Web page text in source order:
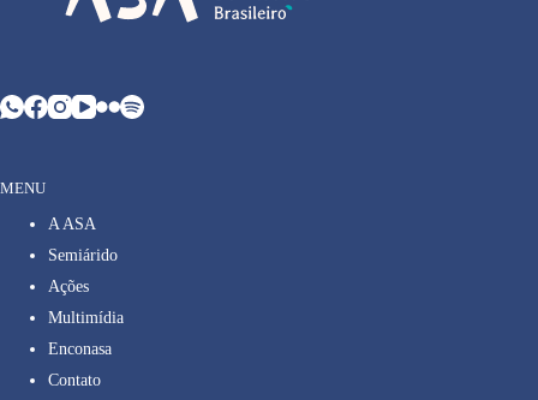
MENU
A ASA
Semiárido
Ações
Multimídia
Enconasa
Contato